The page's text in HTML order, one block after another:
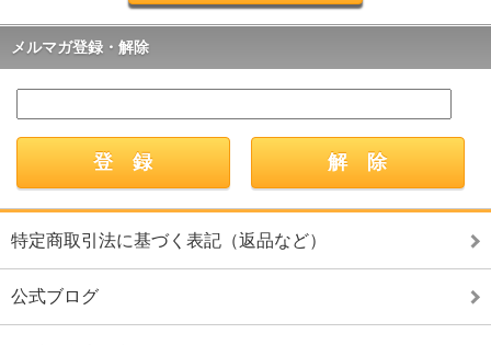
メルマガ登録・解除
特定商取引法に基づく表記（返品など）
公式ブログ